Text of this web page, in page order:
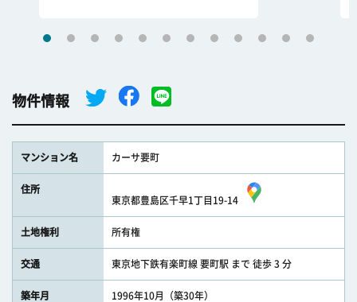
物件情報
マンション名 カーサ要町
住所
東京都豊島区千早1丁目19-14
土地権利 所有権
交通 東京地下鉄有楽町線 要町駅 まで 徒歩 3 分
築年月 1996年10月（築30年）